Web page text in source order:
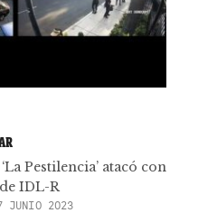
Pestilencia’ atacó con
IDL-R
JUNIO 2023